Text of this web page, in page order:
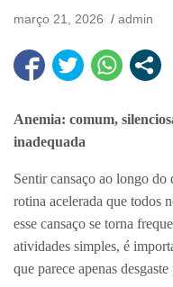
março 21, 2026 admin
Anemia: comum,
inadequada
Sentir cansaço ao longo do
rotina acelerada que todos
esse cansaço se torna
atividades simples, é
que parece apenas